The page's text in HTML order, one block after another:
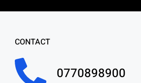
CONTACT
0770898900